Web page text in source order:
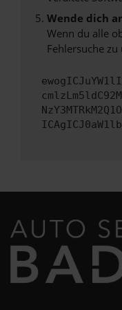
Wende dich
Wenn du alle
Fehlersuche zu